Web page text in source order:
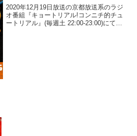
「もう出なくていいんや」
2020年12月19日放送の京都放送系のラジ
オ番組『キョートリアル!コンニチ的チュ
ートリアル』(毎週土 22:00-23:00)にて、